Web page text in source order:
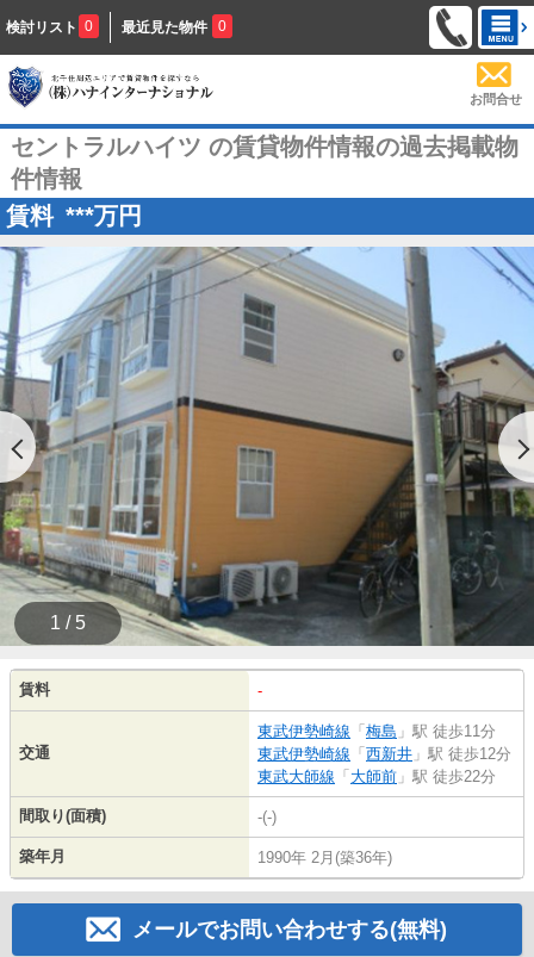
検討リスト 0 最近見た物件 0
お問合せ
セントラルハイツ の賃貸物件情報の過去掲載物
件情報
賃料 ***万円
1 / 5
賃料 -
交通
東武伊勢崎線 「梅島 」駅 徒歩11分
東武伊勢崎線 「西新井 」駅 徒歩12分
東武大師線 「大師前 」駅 徒歩22分
間取り(面積) -(-)
築年月 1990年 2月(築36年)
メールでお問い合わせする(無料)